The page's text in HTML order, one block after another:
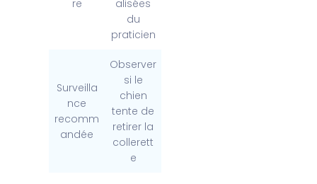
re
alisées
du
praticien
Surveilla
nce
recomm
andée
Observer
si le
chien
tente de
retirer la
collerett
e